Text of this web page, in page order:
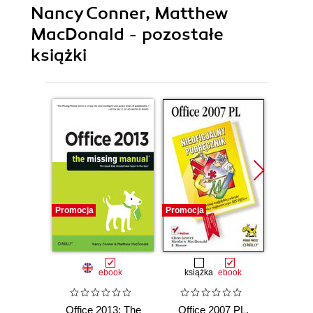
Nancy Conner, Matthew
MacDonald - pozostałe
książki
Promocja
ebook
Office 2013: The
Promocja
książka ebook
Office 2007 PL.